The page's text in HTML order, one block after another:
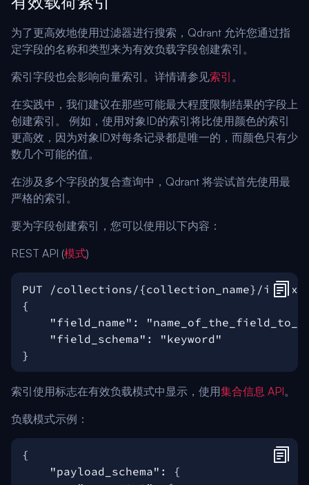
为了更高效地使用过滤器进行搜索，Qdrant 允许您通过指
定字段的名称和类型来为有效负载字段创建索引。
索引字段也会影响向量索引。详情请参见索引 。
在实践中，我们建议在那些可能最大程度限制结果的字段上
创建索引。 例如，使用对象ID的索引将比使用颜色的索引
更高效，因为对象ID对每条记录都是唯一的，而颜色只有少
数几个可能的值。
在涉及多个字段的复合查询中，Qdrant 将尝试首先使用最
严格的索引。
要为字段创建索引，您可以使用以下内容：
REST API (模式)
索引使用标志在有效负载模式中显示，使用集合信息 API。
负载模式示例：
{
"payload_schema" :
{